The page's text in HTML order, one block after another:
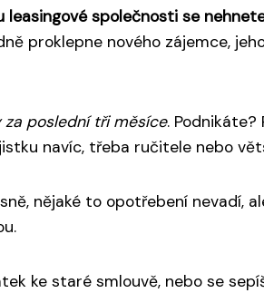
leasingové společnosti se
proklepne nového zájemce,
poslední tři měsíce.
navíc, třeba ručitele nebo
nějaké to opotřebení nevadí,
ke staré smlouvě, nebo se